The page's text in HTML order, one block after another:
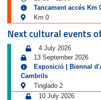
Tancament accés Km
Km 0
Next cultural events
4 July 2026
13 September 2026
Exposició | Biennal
Cambrils
Tinglado 2
10 July 2026